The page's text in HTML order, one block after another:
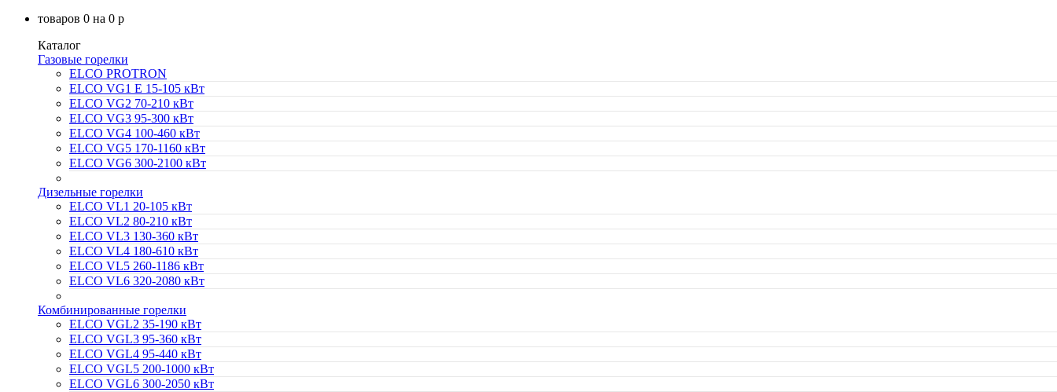
товаров 0 на 0 p
Каталог
Газовые горелки
ELCO PROTRON
ELCO VG1 E 15-105 кВт
ELCO VG2 70-210 кВт
ELCO VG3 95-300 кВт
ELCO VG4 100-460 кВт
ELCO VG5 170-1160 кВт
ELCO VG6 300-2100 кВт
Дизельные горелки
ELCO VL1 20-105 кВт
ELCO VL2 80-210 кВт
ELCO VL3 130-360 кВт
ELCO VL4 180-610 кВт
ELCO VL5 260-1186 кВт
ELCO VL6 320-2080 кВт
Комбинированные горелки
ELCO VGL2 35-190 кВт
ELCO VGL3 95-360 кВт
ELCO VGL4 95-440 кВт
ELCO VGL5 200-1000 кВт
ELCO VGL6 300-2050 кВт